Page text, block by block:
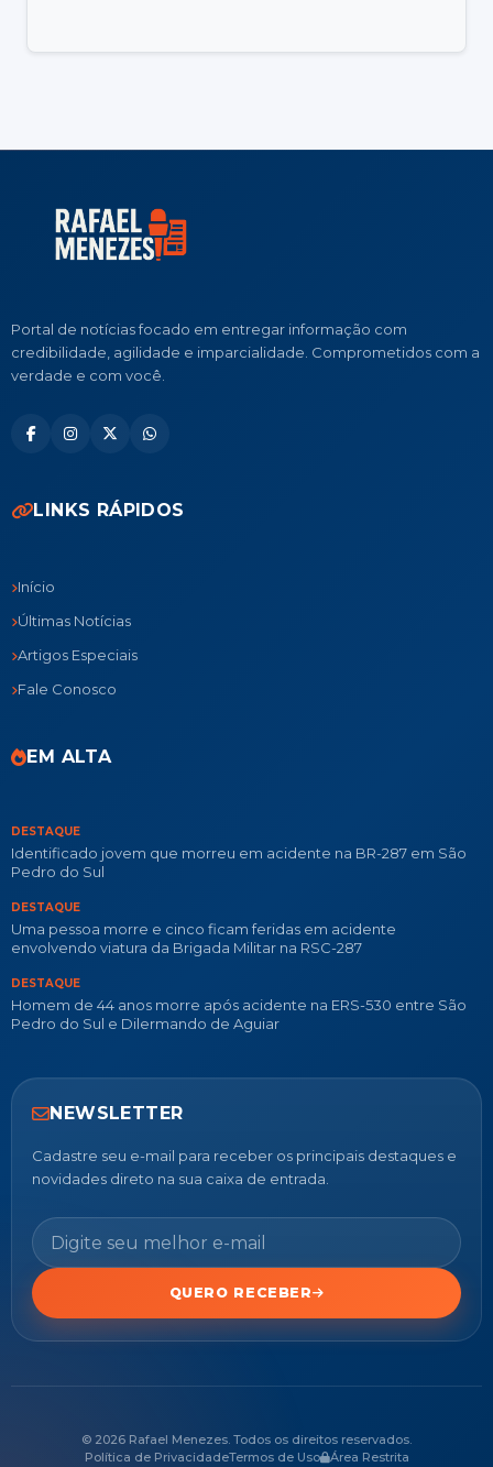
Portal de notícias focado em entregar informação com
credibilidade, agilidade e imparcialidade. Comprometidos com a
verdade e com você.
LINKS RÁPIDOS
Início
Últimas Notícias
Artigos Especiais
Fale Conosco
EM ALTA
DESTAQUE
Identificado jovem que morreu em acidente na BR-287 em São
Pedro do Sul
DESTAQUE
Uma pessoa morre e cinco ficam feridas em acidente
envolvendo viatura da Brigada Militar na RSC-287
DESTAQUE
Homem de 44 anos morre após acidente na ERS-530 entre São
Pedro do Sul e Dilermando de Aguiar
NEWSLETTER
Cadastre seu e-mail para receber os principais destaques e
novidades direto na sua caixa de entrada.
QUERO RECEBER
© 2026 Rafael Menezes. Todos os direitos reservados.
Política de PrivacidadeTermos de Uso Área Restrita